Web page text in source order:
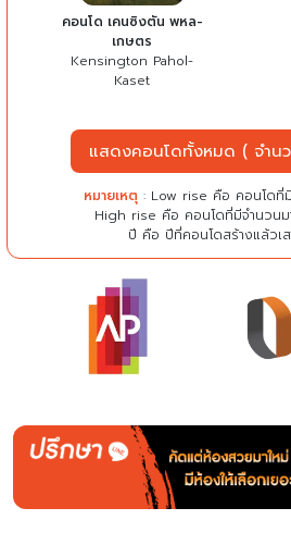
คอนโด เคนซิงตัน พหล-
เกษตร
Kensington Pahol-
Kaset
แสดงคอนโดทั้งหมด ( จำน
หมายเหตุ : Low rise คือ คอนโดที่
High rise คือ คอนโดที่มีจำนวนม
ปี คือ ปีที่คอนโดสร้างแล้วเ